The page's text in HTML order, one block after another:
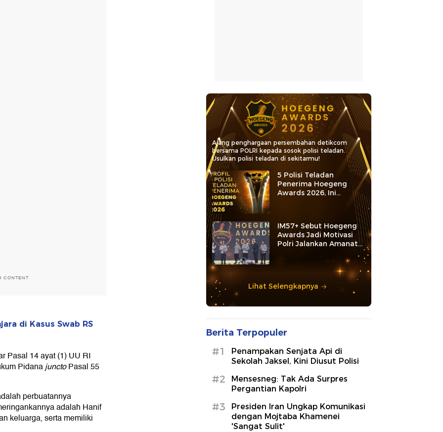
CONTENT
di Kasus Swab RS
Pasal 14 ayat (1) UU RI
PidanajunctoPasal 55
perbuatannya
adalah Hanif
keluarga, serta memiliki
Ajang penghargaan persembahan detikcom
bersama POLRI kepada sosok polisi teladan.
Usulkan polisi teladan di sekitarmu!
5 Polisi Teladan
Penerima Hoegeng
Awards 2026, Ini
Kategori dan Kiprahnya
IM57+ Sebut Hoegeng
Awards Jadi Motivasi
Polri Jalankan Amanat
Lihat Selengkapnya
Berita Terpopuler
#1
Penampakan Senjata Api di
Sekolah Jaksel, Kini Diusut Polisi
#2
Mensesneg: Tak Ada Surpres
Pergantian Kapolri
#3
Presiden Iran Ungkap Komunikasi
dengan Mojtaba Khamenei
'Sangat Sulit'